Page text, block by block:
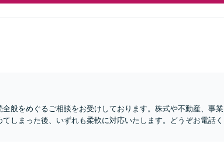
般をめぐるご相談をお受けしております。株式や不動産、事業
しまった後、いずれも柔軟に対応いたします。どうぞお電話く